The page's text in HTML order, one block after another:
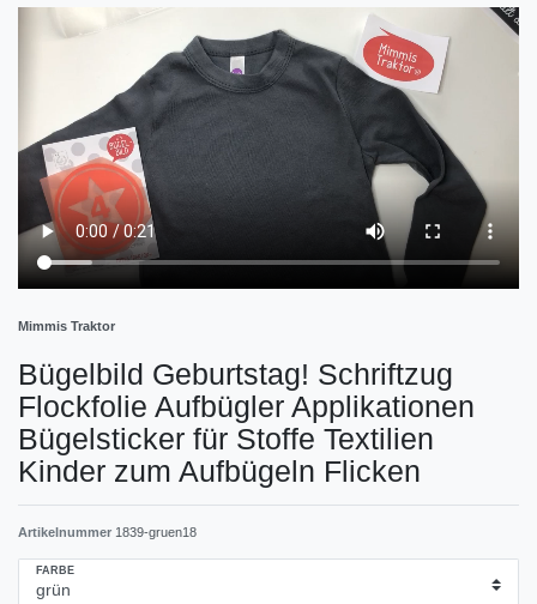
Mimmis Traktor
Bügelbild Geburtstag! Schriftzug
Flockfolie Aufbügler Applikationen
Bügelsticker für Stoffe Textilien
Kinder zum Aufbügeln Flicken
Artikelnummer 1839-gruen18
FARBE